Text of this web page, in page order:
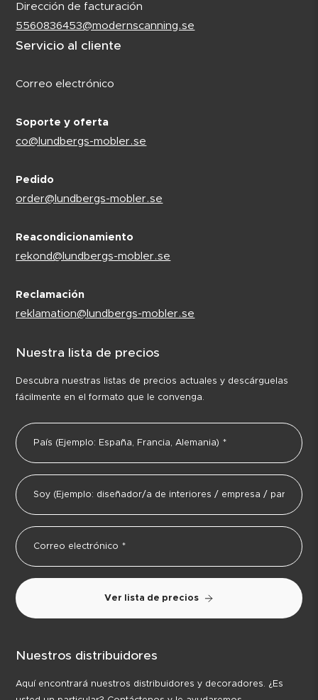
Dirección de facturación
5560836453@modernscanning.se
Servicio al cliente
Correo electrónico
Soporte y oferta
co@lundbergs-mobler.se
Pedido
order@lundbergs-mobler.se
Reacondicionamiento
rekond@lundbergs-mobler.se
Reclamación
reklamation@lundbergs-mobler.se
Nuestra lista de precios
Descubra nuestras listas de precios actuales y descárguelas
fácilmente en el formato que le convenga.
Ver lista de precios
Nuestros distribuidores
Aquí encontrará nuestros distribuidores y decoradores. ¿Es